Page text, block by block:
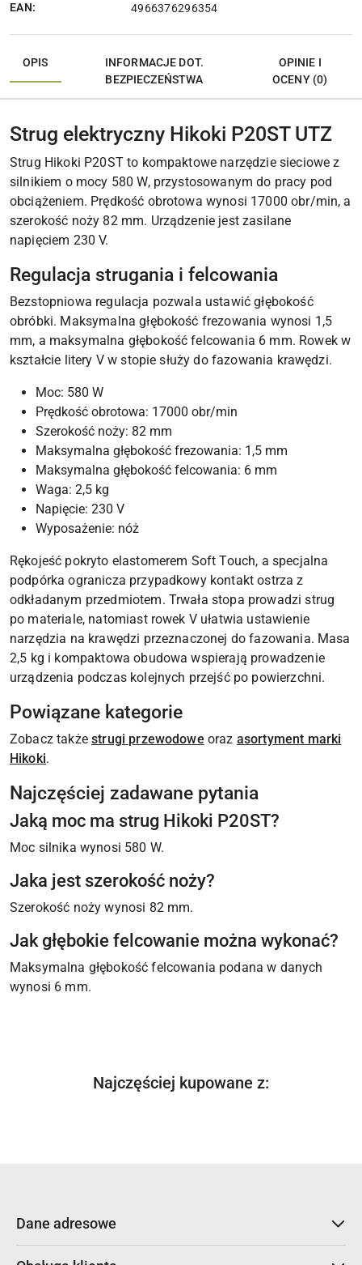
EAN: 4966376296354
OPIS
INFORMACJE DOT.
BEZPIECZEŃSTWA
OPINIE I
OCENY (0)
Strug elektryczny Hikoki P20ST UTZ
Strug Hikoki P20ST to kompaktowe narzędzie sieciowe z
silnikiem o mocy 580 W, przystosowanym do pracy pod
obciążeniem. Prędkość obrotowa wynosi 17000 obr/min, a
szerokość noży 82 mm. Urządzenie jest zasilane
napięciem 230 V.
Regulacja strugania i felcowania
Bezstopniowa regulacja pozwala ustawić głębokość
obróbki. Maksymalna głębokość frezowania wynosi 1,5
mm, a maksymalna głębokość felcowania 6 mm. Rowek w
kształcie litery V w stopie służy do fazowania krawędzi.
Moc: 580 W
Prędkość obrotowa: 17000 obr/min
Szerokość noży: 82 mm
Maksymalna głębokość frezowania: 1,5 mm
Maksymalna głębokość felcowania: 6 mm
Waga: 2,5 kg
Napięcie: 230 V
Wyposażenie: nóż
Rękojeść pokryto elastomerem Soft Touch, a specjalna
podpórka ogranicza przypadkowy kontakt ostrza z
odkładanym przedmiotem. Trwała stopa prowadzi strug
po materiale, natomiast rowek V ułatwia ustawienie
narzędzia na krawędzi przeznaczonej do fazowania. Masa
2,5 kg i kompaktowa obudowa wspierają prowadzenie
urządzenia podczas kolejnych przejść po powierzchni.
Powiązane kategorie
Zobacz takżestrugi przewodowe oraz asortyment marki
Hikoki.
Najczęściej zadawane pytania
Jaką moc ma strug Hikoki P20ST?
Moc silnika wynosi 580 W.
Jaka jest szerokość noży?
Szerokość noży wynosi 82 mm.
Jak głębokie felcowanie można wykonać?
Maksymalna głębokość felcowania podana w danych
wynosi 6 mm.
Pomiń karuzelę produktów
Produkty
Najczęściej kupowane z:
Dane adresowe